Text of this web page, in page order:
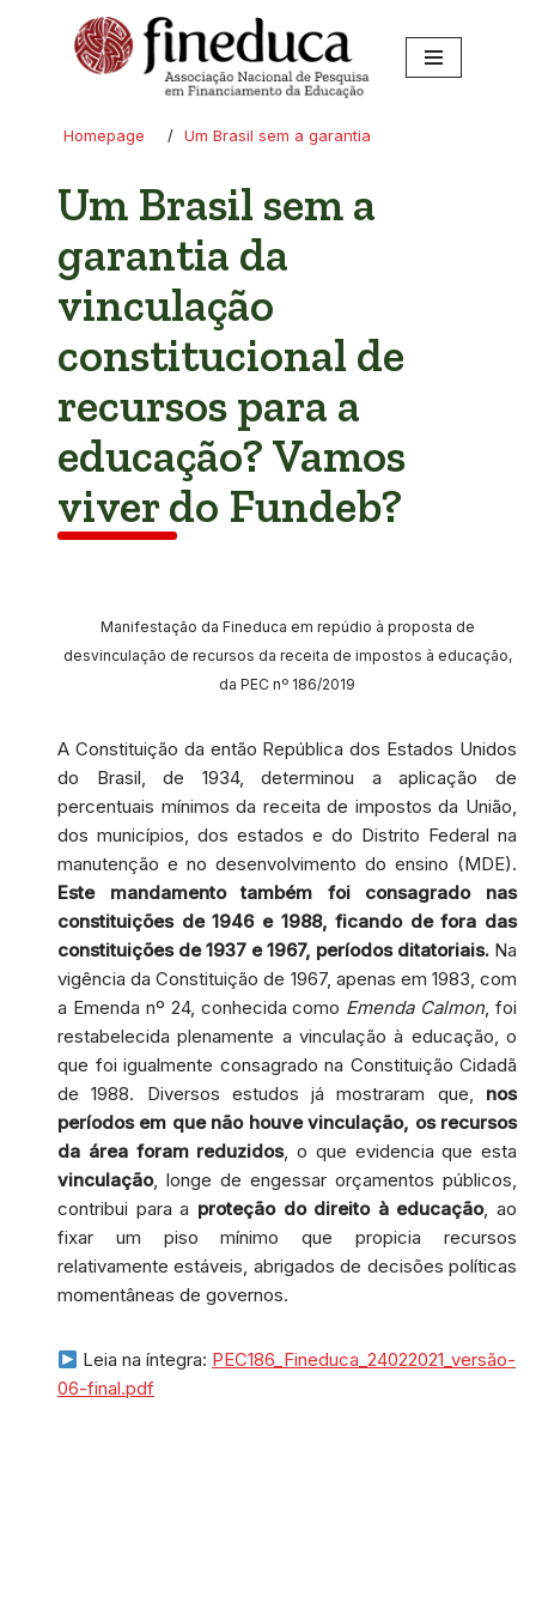
conteúdo
Homepage / Um Brasil sem a garantia
Um Brasil sem a
garantia da
vinculação
constitucional de
recursos para a
educação? Vamos
viver do Fundeb?
Manifestação da Fineduca em repúdio à proposta de
desvinculação de recursos da receita de impostos à educação,
da PEC nº 186/2019
A Constituição da então República dos Estados Unidos
do Brasil, de 1934, determinou a aplicação de
percentuais mínimos da receita de impostos da União,
dos municípios, dos estados e do Distrito Federal na
manutenção e no desenvolvimento do ensino (MDE).
Este mandamento também foi consagrado nas
constituições de 1946 e 1988, ficando de fora das
constituições de 1937 e 1967, períodos ditatoriais. Na
vigência da Constituição de 1967, apenas em 1983, com
a Emenda nº 24, conhecida como Emenda Calmon, foi
restabelecida plenamente a vinculação à educação, o
que foi igualmente consagrado na Constituição Cidadã
de 1988. Diversos estudos já mostraram que, nos
períodos em que não houve vinculação, os recursos
da área foram reduzidos, o que evidencia que esta
vinculação, longe de engessar orçamentos públicos,
contribui para a proteção do direito à educação, ao
fixar um piso mínimo que propicia recursos
relativamente estáveis, abrigados de decisões políticas
momentâneas de governos.
Leia na íntegra: PEC186_Fineduca_24022021_versão-
06-final.pdf